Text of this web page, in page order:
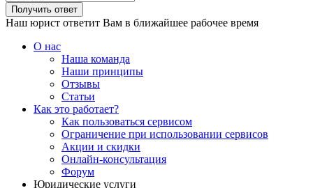
Наш юрист ответит Вам в ближайшее рабочее время
О нас
Наша команда
Наши принципы
Отзывы
Статьи
Как это работает?
Как пользоваться сервисом
Ограничение при использовании сервисов
Акции и скидки
Онлайн-консультация
Форум
Юридические услуги